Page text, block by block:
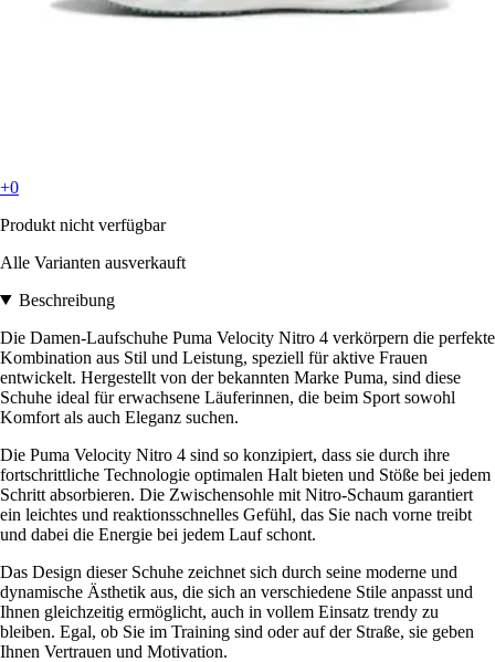
+0
Produkt nicht verfügbar
Alle Varianten ausverkauft
Beschreibung
Die Damen-Laufschuhe Puma Velocity Nitro 4 verkörpern die perfekte
Kombination aus Stil und Leistung, speziell für aktive Frauen
entwickelt. Hergestellt von der bekannten Marke Puma, sind diese
Schuhe ideal für erwachsene Läuferinnen, die beim Sport sowohl
Komfort als auch Eleganz suchen.
Die Puma Velocity Nitro 4 sind so konzipiert, dass sie durch ihre
fortschrittliche Technologie optimalen Halt bieten und Stöße bei jedem
Schritt absorbieren. Die Zwischensohle mit Nitro-Schaum garantiert
ein leichtes und reaktionsschnelles Gefühl, das Sie nach vorne treibt
und dabei die Energie bei jedem Lauf schont.
Das Design dieser Schuhe zeichnet sich durch seine moderne und
dynamische Ästhetik aus, die sich an verschiedene Stile anpasst und
Ihnen gleichzeitig ermöglicht, auch in vollem Einsatz trendy zu
bleiben. Egal, ob Sie im Training sind oder auf der Straße, sie geben
Ihnen Vertrauen und Motivation.